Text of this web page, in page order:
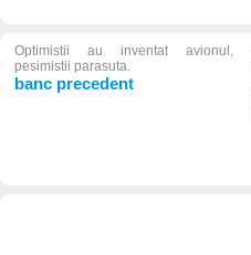
Optimistii au inventat avionul,
pesimistii parasuta.
banc precedent